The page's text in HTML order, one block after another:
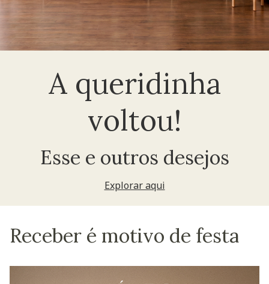
A queridinha
voltou!
Esse e outros desejos
Explorar aqui
Receber é motivo de festa